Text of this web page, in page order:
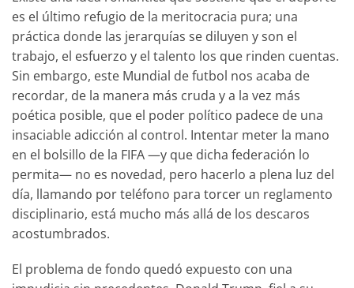
es el último refugio de la meritocracia pura; una
práctica donde las jerarquías se diluyen y son el
trabajo, el esfuerzo y el talento los que rinden cuentas.
Sin embargo, este Mundial de futbol nos acaba de
recordar, de la manera más cruda y a la vez más
poética posible, que el poder político padece de una
insaciable adicción al control. Intentar meter la mano
en el bolsillo de la FIFA —y que dicha federación lo
permita— no es novedad, pero hacerlo a plena luz del
día, llamando por teléfono para torcer un reglamento
disciplinario, está mucho más allá de los descaros
acostumbrados.
El problema de fondo quedó expuesto con una